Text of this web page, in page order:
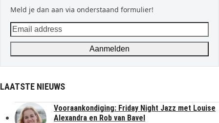
Meld je dan aan via onderstaand formulier!
Email
address
Aanmelden
LAATSTE NIEUWS
Vooraankondiging: Friday Night Jazz met Louise
Alexandra en Rob van Bavel